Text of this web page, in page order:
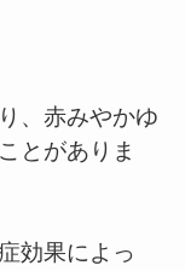
、赤みやかゆ
とがありま
効果によっ